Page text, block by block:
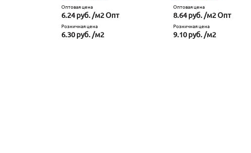
Оптовая цена
6.24 руб. /м2 Опт
Розничная цена
6.30 руб. /м2
Оптовая цена
8.64 руб. /м2 Опт
Розничная цена
9.10 руб. /м2